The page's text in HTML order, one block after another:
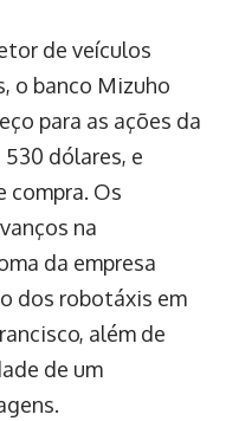
de veículos
o banco Mizuho
para as ações da
dólares, e
compra. Os
na
da empresa
dos robotáxis em
além de
de um